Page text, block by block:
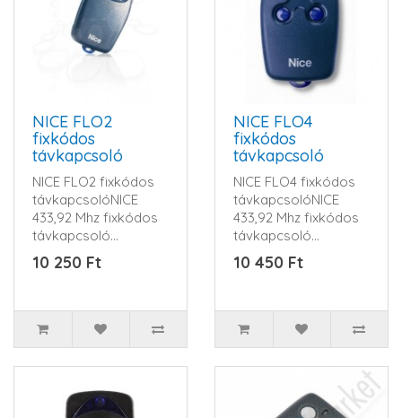
NICE FLO2
fixkódos
távkapcsoló
NICE FLO2 fixkódos
távkapcsolóNICE
433,92 Mhz fixkódos
távkapcsoló...
10 250 Ft
NICE FLO4
fixkódos
távkapcsoló
NICE FLO4 fixkódos
távkapcsolóNICE
433,92 Mhz fixkódos
távkapcsoló...
10 450 Ft